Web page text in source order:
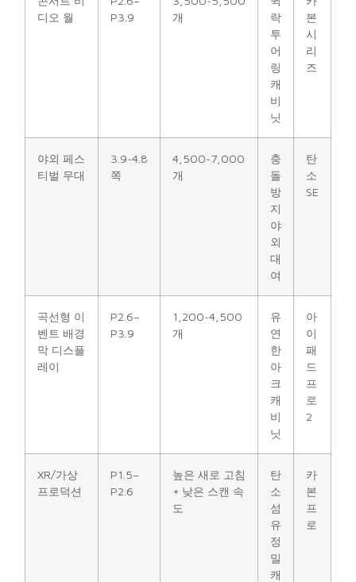
디오 월
P3.9
개
락
투
어
링
캐
비
닛
본
시
리
즈
야외 페스
티벌 무대
3.9~4.8
쪽
4,500~7,000
개
충
돌
방
지
야
외
대
여
탄
소
SE
곡선형 이
벤트 배경
막 디스플
레이
P2.6–
P3.9
1,200~4,500
개
유
연
한
아
크
캐
비
닛
아
이
패
드
프
로
2
XR/가상
프로덕션
P1.5–
P2.6
높은 새로 고침
+ 낮은 스캔 속
도
탄
소
섬
유
정
밀
캐
카
본
프
로